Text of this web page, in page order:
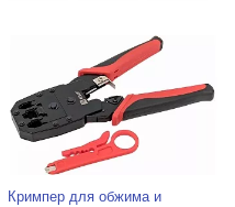
Кримпер для обжима и